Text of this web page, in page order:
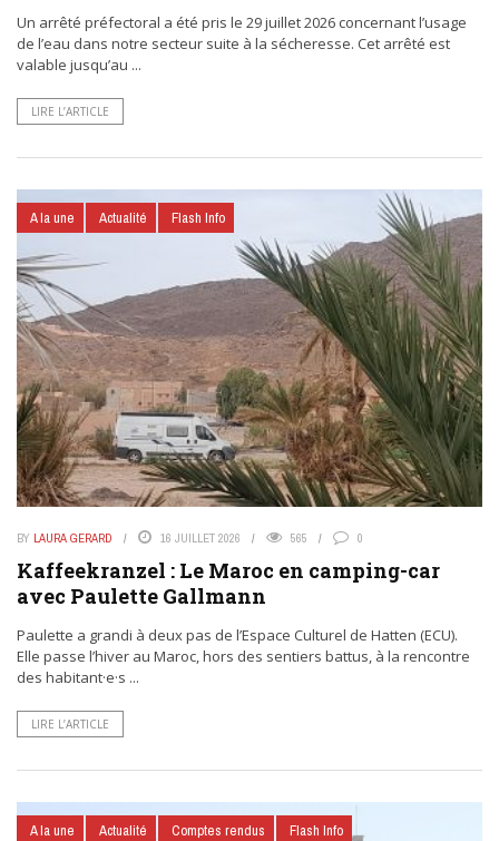
Un arrêté préfectoral a été pris le 29 juillet 2026 concernant l’usage
de l’eau dans notre secteur suite à la sécheresse. Cet arrêté est
valable jusqu’au ...
LIRE L’ARTICLE
A la une Actualité Flash Info
BY LAURA GERARD 16 JUILLET 2026 565 0
Kaffeekranzel : Le Maroc en camping-car
avec Paulette Gallmann
Paulette a grandi à deux pas de l’Espace Culturel de Hatten (ECU).
Elle passe l’hiver au Maroc, hors des sentiers battus, à la rencontre
des habitant·e·s ...
LIRE L’ARTICLE
A la une Actualité Comptes rendus Flash Info